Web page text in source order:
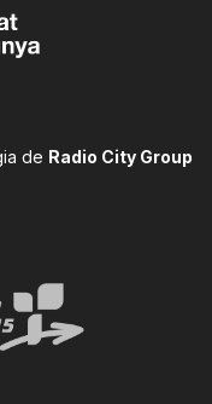
de Radio City Group